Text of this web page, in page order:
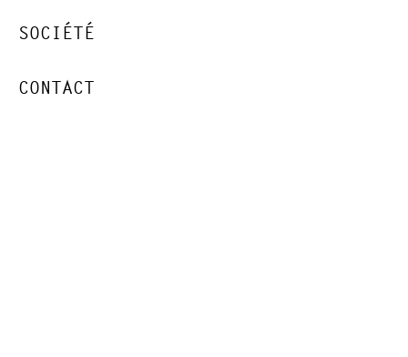
SOCIÉTÉ
CONTACT